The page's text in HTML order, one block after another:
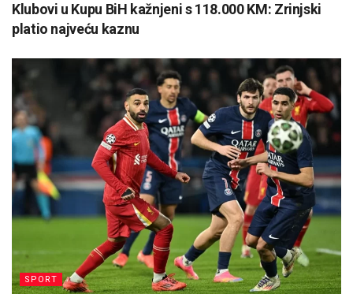
Klubovi u Kupu BiH kažnjeni s 118.000 KM: Zrinjski
platio najveću kaznu
SPORT